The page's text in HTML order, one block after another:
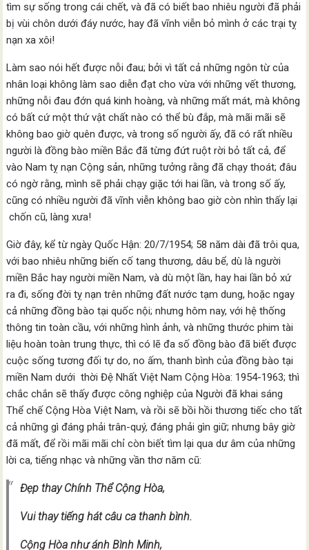
tìm sự sống trong cái chết, và đã có biết bao nhiêu người đã phải
bị vùi chôn dưới đáy nước, hay đã vĩnh viễn bỏ mình ở các trại tỵ
nạn xa xôi!
Làm sao nói hết được nỗi đau; bởi vì tất cả những ngôn từ của
nhân loại không làm sao diễn đạt cho vừa với những vết thương,
những nỗi đau đớn quá kinh hoàng, và những mất mát, mà không
có bất cứ một thứ vật chất nào có thể bù đắp, mà mãi mãi sẽ
không bao giờ quên được, và trong số người ấy, đã có rất nhiều
người là đồng bào miền Bắc đã từng đứt ruột rời bỏ tất cả, để
vào Nam tỵ nạn Cộng sản, những tưởng rằng đã chạy thoát; đâu
có ngờ rằng, mình sẽ phải chạy giặc tới hai lần, và trong số ấy,
cũng có nhiều người đã vĩnh viễn không bao giờ còn nhìn thấy lại
chốn cũ, làng xưa!
Giờ đây, kể từ ngày Quốc Hận: 20/7/1954; 58 năm dài đã trôi qua,
với bao nhiêu những biến cố tang thương, dâu bể, dù là người
miền Bắc hay người miền Nam, và dù một lần, hay hai lần bỏ xứ
ra đi, sống đời tỵ nạn trên những đất nước tạm dung, hoặc ngay
cả những đồng bào tại quốc nội; nhưng hôm nay, với hệ thống
thông tin toàn cầu, với những hình ảnh, và những thước phim tài
liệu hoàn toàn trung thực, thì có lẽ đa số đồng bào đã biết được
cuộc sống tương đối tự do, no ấm, thanh bình của đồng bào tại
miền Nam dưới thời Đệ Nhất Việt Nam Cộng Hòa: 1954-1963; thì
chắc chắn sẽ thấy được công nghiệp của Người đã khai sáng
Thể chế Cộng Hòa Việt Nam, và rồi sẽ bồi hồi thương tiếc cho tất
cả những gì đáng phải trân-quý, đáng phải gìn giữ; nhưng bây giờ
đã mất, để rồi mãi mãi chỉ còn biết tìm lại qua dư âm của những
lời ca, tiếng nhạc và những vần thơ năm cũ:
Đẹp thay Chính Thể Cộng Hòa,
Vui thay tiếng hát câu ca thanh bình.
Cộng Hòa như ánh Bình Minh,